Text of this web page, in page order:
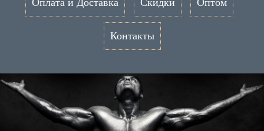
Оплата и Доставка Скидки Оптом
Контакты